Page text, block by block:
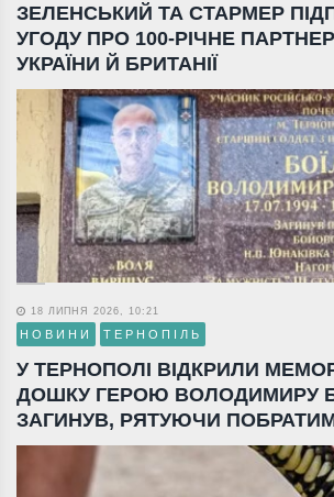
ЗЕЛЕНСЬКИЙ ТА СТАРМЕР
УГОДУ ПРО 100-РІЧНЕ
УКРАЇНИ Й БРИТАНІЇ
18 ЛИПНЯ 2026, 10:21
НОВИНИ ТЕРНОПІЛЬ
У ТЕРНОПОЛІ ВІДКРИЛИ
ДОШКУ ГЕРОЮ ВОЛОДИМИРУ
ЗАГИНУВ, РЯТУЮЧИ